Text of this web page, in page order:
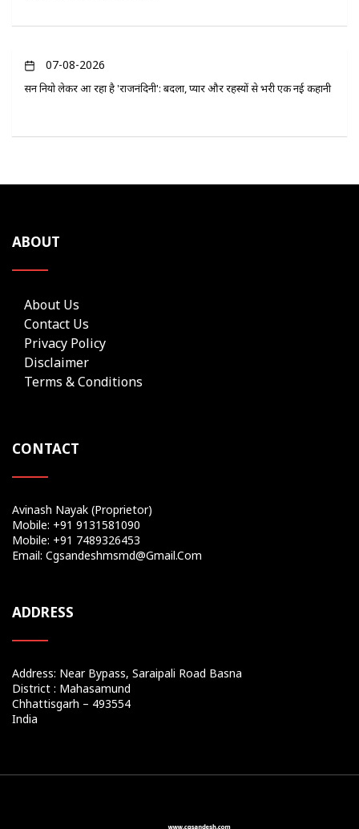
07-08-2026
सन नियो लेकर आ रहा है 'राजनंदिनी': बदला, प्यार और रहस्यों से भरी एक नई कहानी
ABOUT
About Us
Contact Us
Privacy Policy
Disclaimer
Terms & Conditions
CONTACT
Avinash Nayak (Proprietor)
Mobile: +91 9131581090
Mobile: +91 7489326453
Email: Cgsandeshmsmd@gmail.com
ADDRESS
Address: Near Bypass, Saraipali Road Basna
District : Mahasamund
Chhattisgarh – 493554
India